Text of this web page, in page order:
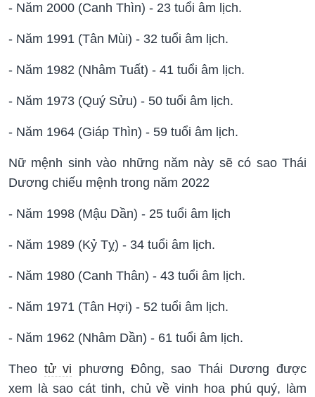
- Năm 2000 (Canh Thìn) - 23 tuổi âm lịch.
- Năm 1991 (Tân Mùi) - 32 tuổi âm lịch.
- Năm 1982 (Nhâm Tuất) - 41 tuổi âm lịch.
- Năm 1973 (Quý Sửu) - 50 tuổi âm lịch.
- Năm 1964 (Giáp Thìn) - 59 tuổi âm lịch.
Nữ mệnh sinh vào những năm này sẽ có sao Thái
Dương chiếu mệnh trong năm 2022
- Năm 1998 (Mậu Dần) - 25 tuổi âm lịch
- Năm 1989 (Kỷ Tỵ) - 34 tuổi âm lịch.
- Năm 1980 (Canh Thân) - 43 tuổi âm lịch.
- Năm 1971 (Tân Hợi) - 52 tuổi âm lịch.
- Năm 1962 (Nhâm Dần) - 61 tuổi âm lịch.
Theo tử vi phương Đông, sao Thái Dương được
xem là sao cát tinh, chủ về vinh hoa phú quý, làm